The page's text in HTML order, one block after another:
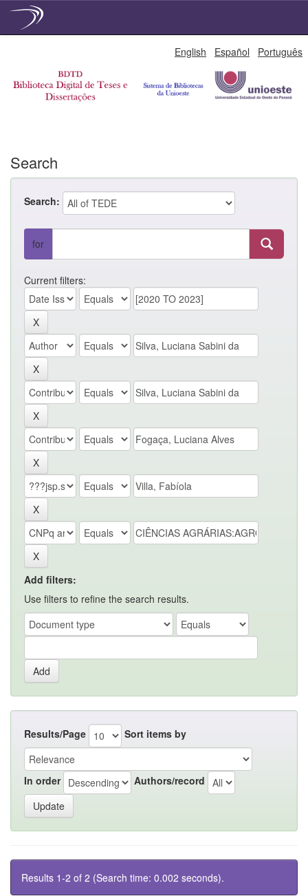
English Español Português
Search
Search:
for
Current filters:
Add filters:
Use filters to refine the search results.
Results/Page Sort items by
In order Authors/record
Results 1-2 of 2 (Search time: 0.002 seconds).